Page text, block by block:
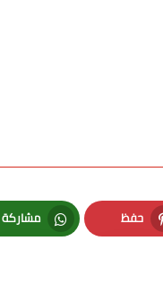
حفظ
Pinterest
مشاركة
Whatsapp